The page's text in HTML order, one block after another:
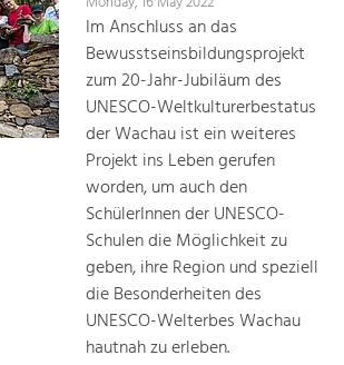
Education
and Integration.
Public Transport and
Value Added.
Im Anschluss an das
Bewusstseinsbildungsprojekt
zum 20-Jahr-Jubiläum des
UNESCO-Weltkulturerbestatus
der Wachau ist ein weiteres
Projekt ins Leben gerufen
worden, um auch den
SchülerInnen der UNESCO-
Schulen die Möglichkeit zu
geben, ihre Region und speziell
die Besonderheiten des
UNESCO-Welterbes Wachau
hautnah zu erleben.